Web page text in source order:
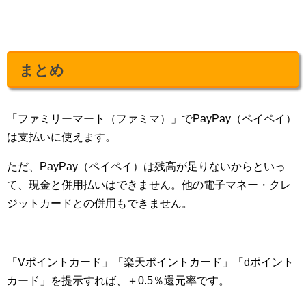
まとめ
「ファミリーマート（ファミマ）」でPayPay（ペイペイ）
は支払いに使えます。
ただ、PayPay（ペイペイ）は残高が足りないからといっ
て、現金と併用払いはできません。他の電子マネー・クレ
ジットカードとの併用もできません。
「Vポイントカード」「楽天ポイントカード」「dポイント
カード」を提示すれば、＋0.5％還元率です。